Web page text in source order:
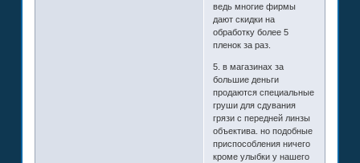
ведь многие фирмы
дают скидки на
обработку более 5
пленок за раз.
5. в магазинах за
большие деньги
продаются специальные
груши для сдувания
грязи с передней линзы
объектива. но подобные
приспособления ничего
кроме улыбки у нашего